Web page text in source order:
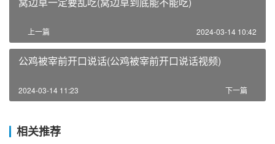
上一篇 2024-03-14 10:42
公鸡被宰前开口说话(公鸡被宰前开口说话视频)
下一篇
2024-03-14 11:23
相关推荐